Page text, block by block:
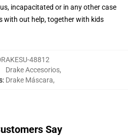
incapacitated or in any other case
with out help, together with kids
48812
:
Drake Accesorios,
Drake Máscara,
Say